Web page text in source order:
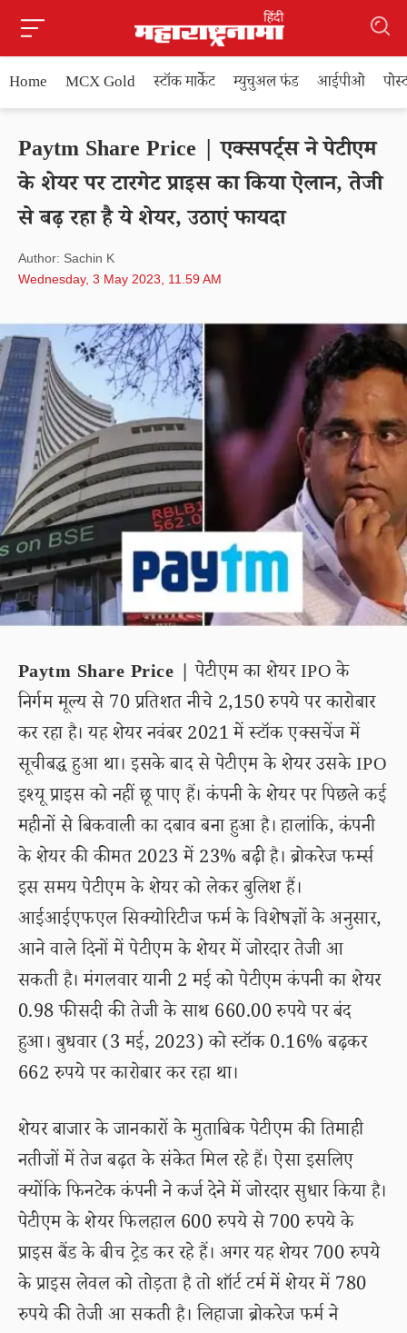
Home MCX Gold स्टॉक मार्केट म्युचुअल फंड आईपीओ
Paytm Share Price | एक्सपर्ट्स ने पेटीएम
के शेयर पर टारगेट प्राइस का किया ऐलान, तेजी
से बढ़ रहा है ये शेयर, उठाएं फायदा
Author: Sachin K
Wednesday, 3 May 2023, 11.59 AM
Paytm Share Price | पेटीएम का शेयर IPO के
निर्गम मूल्य से 70 प्रतिशत नीचे 2,150 रुपये पर कारोबार
कर रहा है। यह शेयर नवंबर 2021 में स्टॉक एक्सचेंज में
सूचीबद्ध हुआ था। इसके बाद से पेटीएम के शेयर उसके IPO
इश्यू प्राइस को नहीं छू पाए हैं। कंपनी के शेयर पर पिछले कई
महीनों से बिकवाली का दबाव बना हुआ है। हालांकि, कंपनी
के शेयर की कीमत 2023 में 23% बढ़ी है। ब्रोकरेज फर्म्स
इस समय पेटीएम के शेयर को लेकर बुलिश हैं।
आईआईएफएल सिक्योरिटीज फर्म के विशेषज्ञों के अनुसार,
आने वाले दिनों में पेटीएम के शेयर में जोरदार तेजी आ
सकती है। मंगलवार यानी 2 मई को पेटीएम कंपनी का शेयर
0.98 फीसदी की तेजी के साथ 660.00 रुपये पर बंद
हुआ। बुधवार (3 मई, 2023) को स्टॉक 0.16% बढ़कर
662 रुपये पर कारोबार कर रहा था।
शेयर बाजार के जानकारों के मुताबिक पेटीएम की तिमाही
नतीजों में तेज बढ़त के संकेत मिल रहे हैं। ऐसा इसलिए
क्योंकि फिनटेक कंपनी ने कर्ज देने में जोरदार सुधार किया है।
पेटीएम के शेयर फिलहाल 600 रुपये से 700 रुपये के
प्राइस बैंड के बीच ट्रेड कर रहे हैं। अगर यह शेयर 700 रुपये
के प्राइस लेवल को तोड़ता है तो शॉर्ट टर्म में शेयर में 780
रुपये की तेजी आ सकती है। लिहाजा ब्रोकरेज फर्म ने